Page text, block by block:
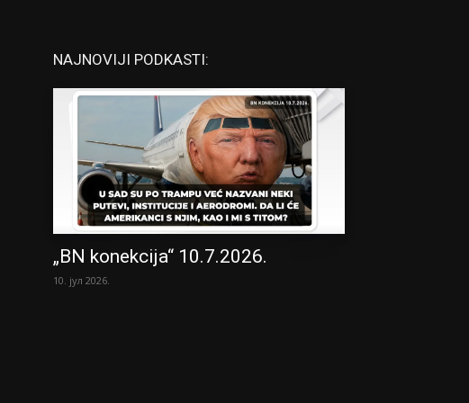
NAJNOVIJI PODKASTI:
„BN konekcija“ 10.7.2026.
10. јул 2026.